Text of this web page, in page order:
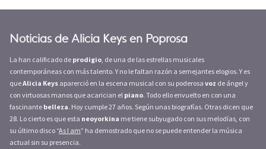
Noticias de Alicia Keys en Poprosa
La han calificado de prodigio , de una de las estrellas musicales
contemporáneas con más talento. Y no le faltan razón a semejantes elogios. Y es
queAlicia Keys aparerció en la escena musical con su poderosa voz de ángel y
con virtuosas manos que acarician el piano. Todo ello envuelto en con una
fascinante belleza. Hoy cumple 27 años. Según unas biografías. Otras dicen que
28. Lo cierto es que esta neoyorkina me tiene subyugado con sus melodías, con
su último disco “As I am” ha demostrado que no se puede entender la música
actual sin su presencia.